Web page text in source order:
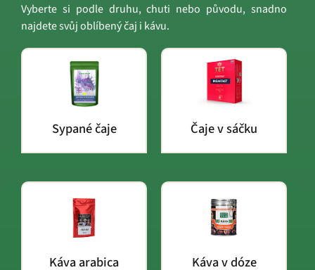
Vyberte si podle druhu, chuti nebo původu, snadno
najdete svůj oblíbený čaj i kávu.
Sypané čaje Čaje v sáčku
Káva arabica Káva v dóze